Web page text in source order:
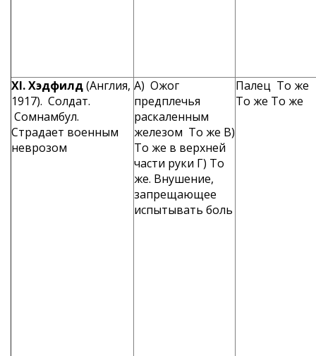
XI. Хэдфилд(Англия,
1917). Солдат.
Сомнамбул.
Страдает военным
неврозом
А) Ожог
предплечья
раскаленным
железом То же В)
То же в верхней
части руки Г) То
же. Внушение,
запре­щающее
испыты­вать боль
Палец То же
То же То же